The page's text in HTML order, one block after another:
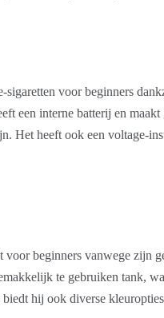
voor beginners
een interne batterij en
Het heeft ook een voltage-
beginners vanwege zijn
te gebruiken tank,
hij ook diverse